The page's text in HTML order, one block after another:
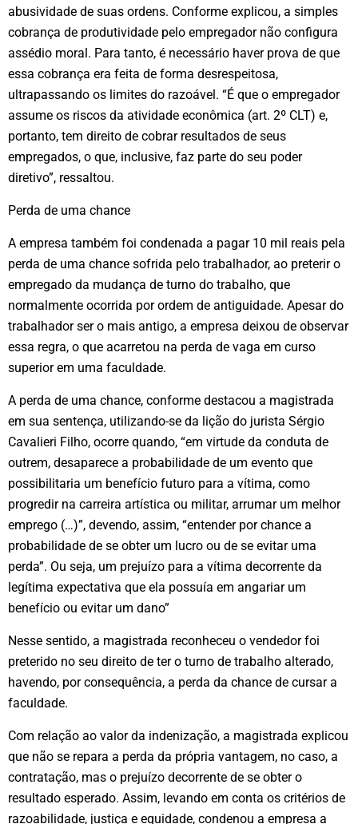
abusividade de suas ordens. Conforme explicou, a simples
cobrança de produtividade pelo empregador não configura
assédio moral. Para tanto, é necessário haver prova de que
essa cobrança era feita de forma desrespeitosa,
ultrapassando os limites do razoável. “É que o empregador
assume os riscos da atividade econômica (art. 2º CLT) e,
portanto, tem direito de cobrar resultados de seus
empregados, o que, inclusive, faz parte do seu poder
diretivo”, ressaltou.
Perda de uma chance
A empresa também foi condenada a pagar 10 mil reais pela
perda de uma chance sofrida pelo trabalhador, ao preterir o
empregado da mudança de turno do trabalho, que
normalmente ocorrida por ordem de antiguidade. Apesar do
trabalhador ser o mais antigo, a empresa deixou de observar
essa regra, o que acarretou na perda de vaga em curso
superior em uma faculdade.
A perda de uma chance, conforme destacou a magistrada
em sua sentença, utilizando-se da lição do jurista Sérgio
Cavalieri Filho, ocorre quando, “em virtude da conduta de
outrem, desaparece a probabilidade de um evento que
possibilitaria um benefício futuro para a vítima, como
progredir na carreira artística ou militar, arrumar um melhor
emprego (…)”, devendo, assim, “entender por chance a
probabilidade de se obter um lucro ou de se evitar uma
perda”. Ou seja, um prejuízo para a vítima decorrente da
legítima expectativa que ela possuía em angariar um
benefício ou evitar um dano”
Nesse sentido, a magistrada reconheceu o vendedor foi
preterido no seu direito de ter o turno de trabalho alterado,
havendo, por consequência, a perda da chance de cursar a
faculdade.
Com relação ao valor da indenização, a magistrada explicou
que não se repara a perda da própria vantagem, no caso, a
contratação, mas o prejuízo decorrente de se obter o
resultado esperado. Assim, levando em conta os critérios de
razoabilidade, justiça e equidade, condenou a empresa a